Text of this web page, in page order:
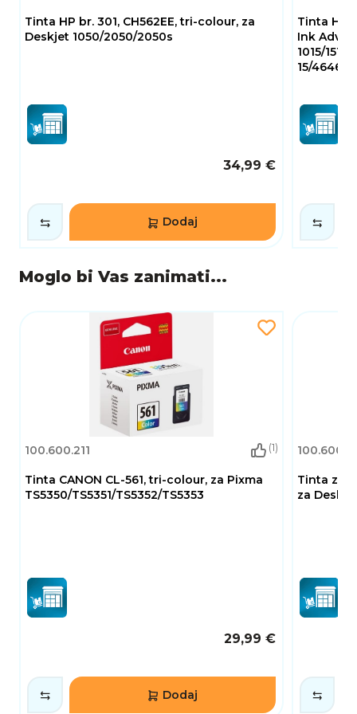
Tinta HP br. 301, CH562EE, tri-colour, za
Deskjet 1050/2050/2050s
34,99 €
Dodaj
Tinta HP
Ink
1015/
15/4646
Moglo bi Vas zanimati...
100.600.211 (1)
Tinta CANON CL-561, tri-colour, za Pixma
TS5350/TS5351/TS5352/TS5353
29,99 €
Dodaj
Tinta za
za